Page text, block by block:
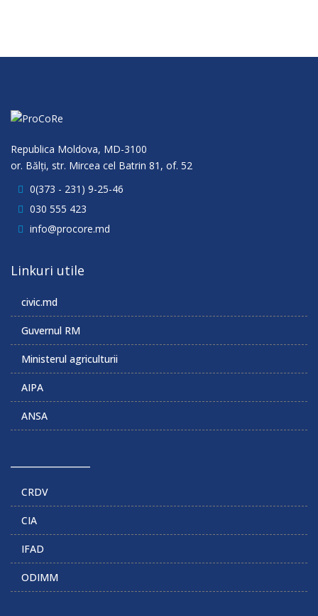
Republica Moldova, MD-3100
or. Bălţi, str. Mircea cel Batrin 81, of. 52
0(373 - 231) 9-25-46
030 555 423
info@procore.md
Linkuri utile
civic.md
Guvernul RM
Ministerul agriculturii
AIPA
ANSA
CRDV
CIA
IFAD
ODIMM